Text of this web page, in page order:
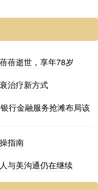
蓓逝世，享年78岁
治疗新方式
行金融服务抢滩布局该
指南
与美沟通仍在继续